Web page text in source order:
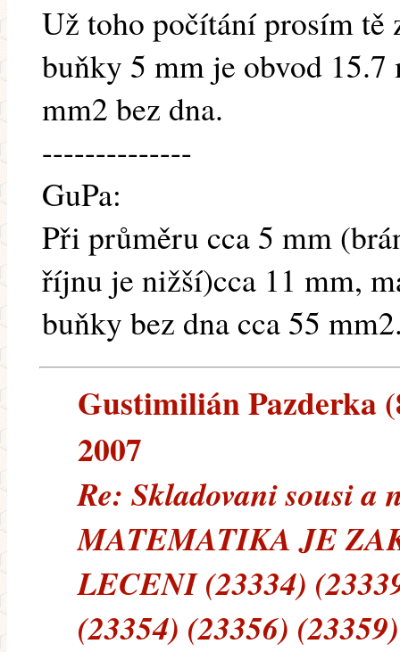
Už toho počítání prosím tě
buňky 5 mm je obvod 15.7
mm2 bez dna.
--------------
GuPa:
Při průměru cca 5 mm
říjnu je nižší)cca 11 mm,
buňky bez dna cca 55
Gustimilián Pazderka
2007
Re: Skladovani sousi a
MATEMATIKA JE
LECENI (23334)
(23354) (23356)